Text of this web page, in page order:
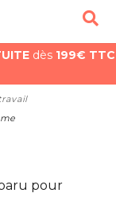
dès 199€ TTC